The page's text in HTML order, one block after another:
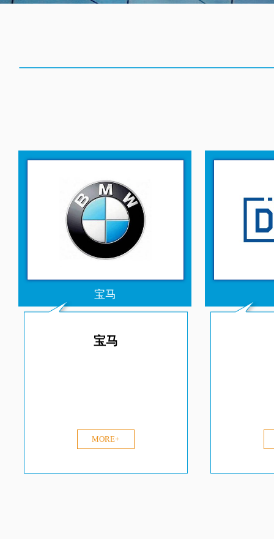
宝马
宝马
MORE+